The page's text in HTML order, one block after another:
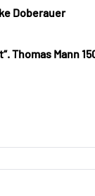
Doberauer
Thomas Mann